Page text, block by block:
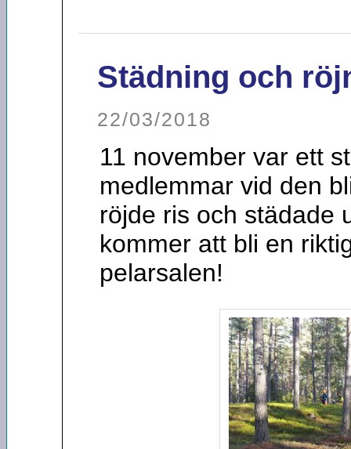
Städning och
22/03/2018
11 november var ett
medlemmar vid den
röjde ris och städade
kommer att bli en
pelarsalen!